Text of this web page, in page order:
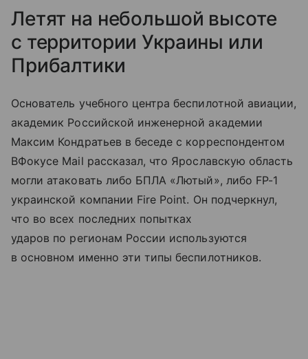
Летят на небольшой высоте
с территории Украины или
Прибалтики
Основатель учебного центра беспилотной авиации,
академик Российской инженерной академии
Максим Кондратьев в беседе с корреспондентом
ВФокусе Mail рассказал, что Ярославскую область
могли атаковать либо БПЛА «Лютый», либо FP-1
украинской компании Fire Point. Он подчеркнул,
что во всех последних попытках
ударов по регионам России используются
в основном именно эти типы беспилотников.